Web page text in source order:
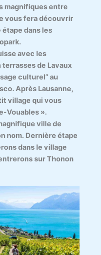
magnifiques entre
vous fera découvrir
dans les
avec les
de Lavaux
culturel” au
Après Lausanne,
village qui vous
Vouables ».
ville de
nom. Dernière étape
dans le village
sur Thonon